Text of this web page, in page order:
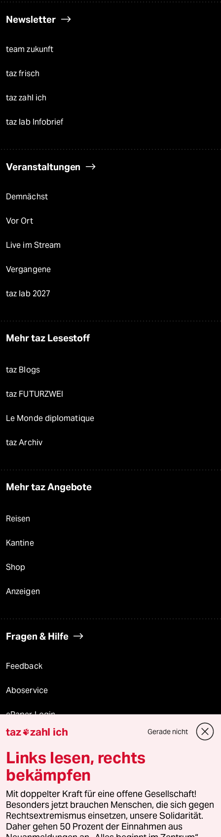
Newsletter
team zukunft
taz frisch
taz zahl ich
taz lab Infobrief
Veranstaltungen
Demnächst
Vor Ort
Live im Stream
Vergangene
taz lab 2027
Mehr taz Lesestoff
taz Blogs
taz FUTURZWEI
Le Monde diplomatique
taz Archiv
Mehr taz Angebote
Reisen
Kantine
Shop
Anzeigen
Fragen & Hilfe
Feedback
Aboservice
ePaper Login
Downloads für Abonnierende
© 2026 taz Verlags und Vertriebs GmbH
Alle Rechte vorbehalten. Bei rechtlichen Fragen oder für Genehmigungen
wenden Sie sich bitte an
lizenzen@taz.de
Feedback Redaktionsstatut Kommune-Richtlinien
taz zahl ich Gerade nicht
Links lesen, rechts
bekämpfen
Mit doppelter Kraft für eine offene Gesellschaft!
Besonders jetzt brauchen Menschen, die sich gegen
Rechtsextremismus einsetzen, unsere Solidarität.
Daher gehen 50 Prozent der Einnahmen aus